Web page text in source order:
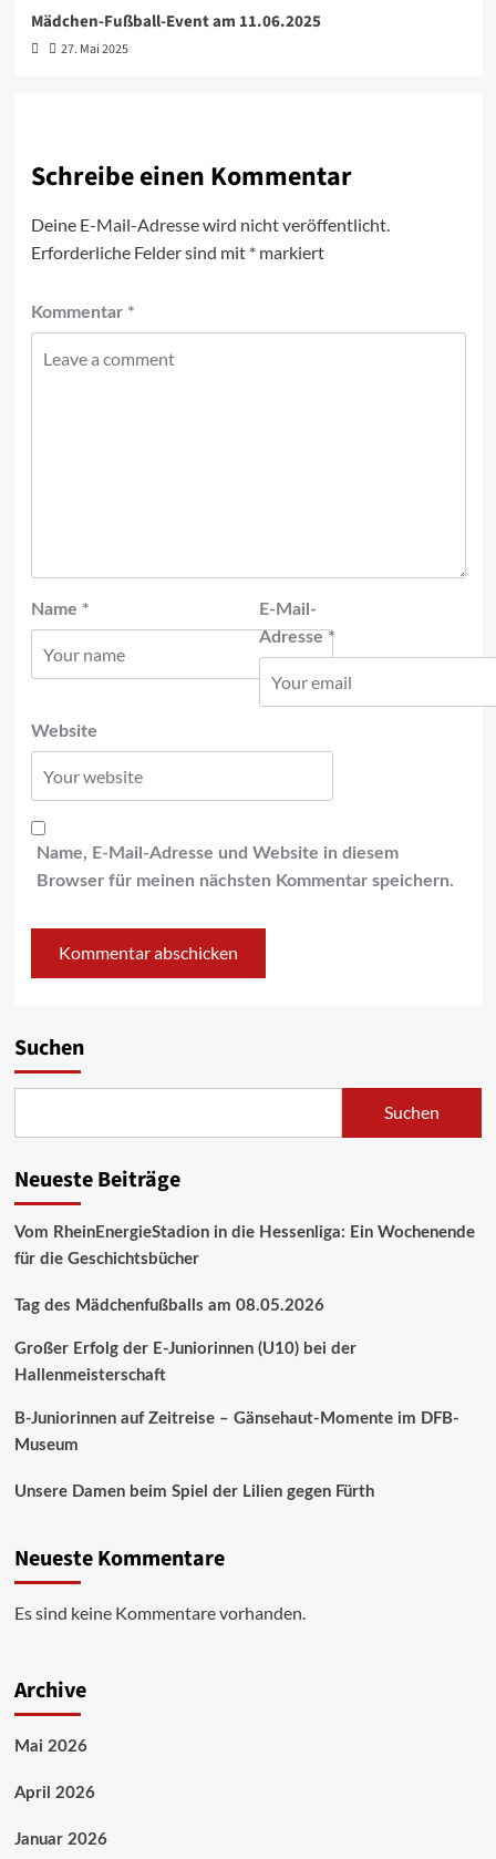
Mädchen-Fußball-Event am 11.06.2025
27. Mai 2025
Schreibe einen Kommentar
Deine E-Mail-Adresse wird nicht veröffentlicht.
Erforderliche Felder sind mit *markiert
Kommentar *
Name *
E-Mail-
Adresse *
Website
Name, E-Mail-Adresse und Website in diesem
Browser für meinen nächsten Kommentar speichern.
Suchen
Suchen
Neueste Beiträge
Vom RheinEnergieStadion in die Hessenliga: Ein Wochenende
für die Geschichtsbücher
Tag des Mädchenfußballs am 08.05.2026
Großer Erfolg der E-Juniorinnen (U10) bei der
Hallenmeisterschaft
B-Juniorinnen auf Zeitreise – Gänsehaut-Momente im DFB-
Museum
Unsere Damen beim Spiel der Lilien gegen Fürth
Neueste Kommentare
Es sind keine Kommentare vorhanden.
Archive
Mai 2026
April 2026
Januar 2026